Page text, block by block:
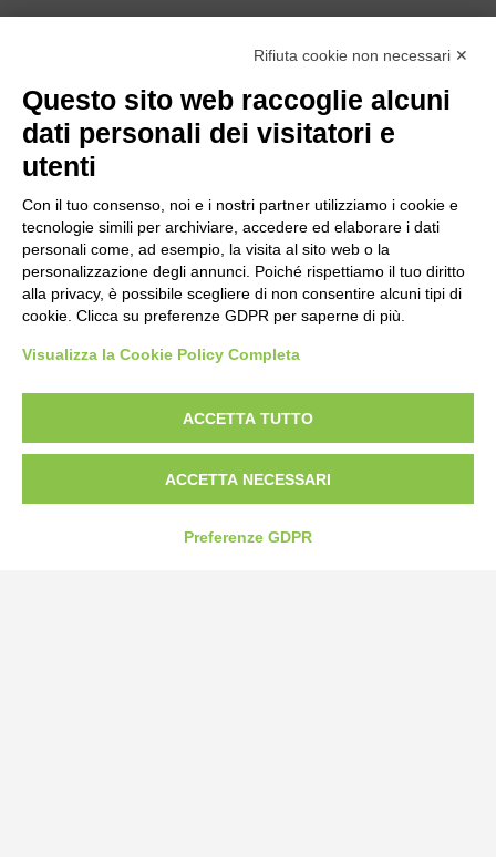
Strada Statale 231 Alba-Bra
Fax: 0172-487399
info@bogliano.it
Rifiuta cookie non necessari ✕
Questo sito web raccoglie alcuni
dati personali dei visitatori e
utenti
Con il tuo consenso, noi e i nostri partner utilizziamo i cookie e
tecnologie simili per archiviare, accedere ed elaborare i dati
personali come, ad esempio, la visita al sito web o la
personalizzazione degli annunci. Poiché rispettiamo il tuo diritto
alla privacy, è possibile scegliere di non consentire alcuni tipi di
cookie. Clicca su preferenze GDPR per saperne di più.
Visualizza la Cookie Policy Completa
ACCETTA TUTTO
ACCETTA NECESSARI
Preferenze GDPR